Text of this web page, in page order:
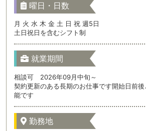
曜日・日数
月 火 水 木 金 土 日 祝 週5日
土日祝日を含むシフト制
就業期間
相談可 2026年09月中旬～
契約更新のある長期のお仕事です開始日前
能です
勤務地